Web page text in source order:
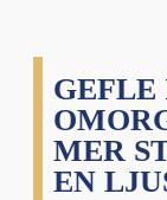
GEFLE
MER
EN